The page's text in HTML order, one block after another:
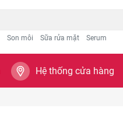
Son môi Sữa rửa mặt Serum
Hệ thống cửa hàng